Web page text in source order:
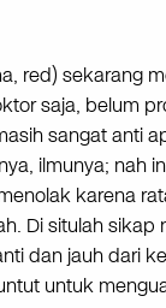
red) sekarang
saja, belum
sangat anti
ilmunya; nah
karena
Di situlah sikap
dan jauh dari
untuk